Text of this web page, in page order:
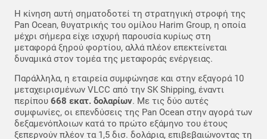
Η κίνηση αυτή σηματοδοτεί τη στρατηγική στροφή της
Pan Ocean, θυγατρικής του ομίλου Harim Group, η οποία
μέχρι σήμερα είχε ισχυρή παρουσία κυρίως στη
μεταφορά ξηρού φορτίου, αλλά πλέον επεκτείνεται
δυναμικά στον τομέα της μεταφοράς ενέργειας.
Παράλληλα, η εταιρεία συμφώνησε και στην εξαγορά 10
μεταχειρισμένων VLCC από την SK Shipping, έναντι
περίπου 668 εκατ. δολαρίων. Με τις δύο αυτές
συμφωνίες, οι επενδύσεις της Pan Ocean στην αγορά των
δεξαμενόπλοιων κατά το πρώτο εξάμηνο του έτους
ξεπερνούν πλέον τα 1,5 δισ. δολάρια, επιβεβαιώνοντας τη